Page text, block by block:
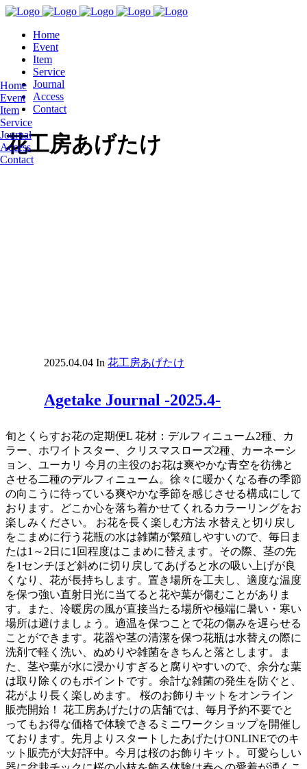
Home
Event
Item
Service
Journal
Access
Contact
Home
Event
Item
Service
Journal
Access
Contact
花工房あげたけ
2025.04.04 In 花工房あげたけ
Agetake Journal -2025.4-
旬とくらすお花の定期便L 花材：デルフィニューム2種、カ
ラー、ホワイトスター、クリスマスローズ2種、カーネーシ
ョン、ユーカリ 今月の主役のお花は爽やかな青空を彷彿と
させる二種のデルフィニューム。徐々に暖かくなる春の季節
の向こうに待っている爽やかな季節を感じさせる構成にして
おります。どこか心を落ち着かせてくれるカラーリングをお
楽しみください。 お花を長く楽しむ方法 水替えと切り戻し
をこまめに行う花瓶の水は雑菌が繁殖しやすいので、毎日ま
たは1～2日に1回程度はこまめに替えます。その際、茎の先
を1センチほど斜めに切り戻してあげると水の吸い上げが良
くなり、花が長持ちします。置き場所を工夫し、適度な温度
を保つ強い直射日光に当てると花や葉が傷むことがありま
す。また、冷暖房の風が直接当たる場所や極端に暑い・寒い
場所は避けましょう。適温を保つことで花の傷みを遅らせる
ことができます。花器や茎の清潔を保つ花瓶は水替えの際に
洗剤で軽く洗い、ぬめりや雑菌をきちんと落とします。ま
た、茎や葉が水に浸かりすぎると腐りやすいので、余分な葉
は取り除くのもポイントです。余計な雑菌の発生を防ぐと、
花がより長く楽しめます。 桜のお飾りキットをオンライン
販売開始！ 花工房あげたけの店舗では、毎月予約不要でと
ってもお得な価格で体験できるミニワークショップを開催し
ております。先月よりスタートしたあげたけONLINEでのキ
ット販売が大好評中。今月は桜のお飾りキット。可愛らしい